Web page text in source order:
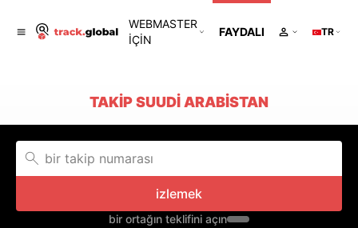
WEBMASTER
IÇIN
FAYDALI TR
TAKIP SUUDI ARABISTAN
izlemek
bir ortağın teklifini açın